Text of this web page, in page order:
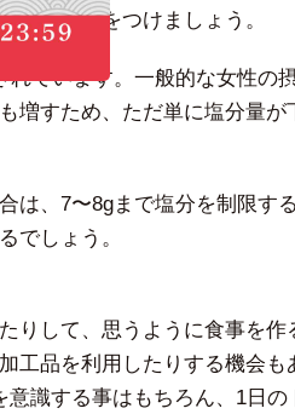
取には気をつけましょう。
ています。一般的な女性の
増すため、ただ単に塩分量が
は、7〜8gまで塩分を制限す
でしょう。
りして、思うように食事を作
工品を利用したりする機会も
識する事はもちろん、1日